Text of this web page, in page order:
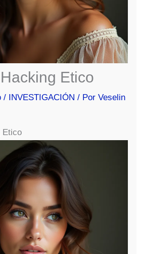
Etico
/ INVESTIGACIÓN / PorVeselin
Etico